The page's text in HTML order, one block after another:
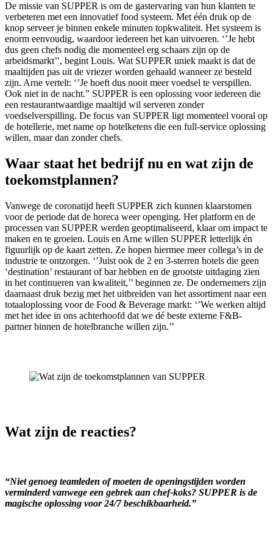
De missie van SUPPER is om de gastervaring van hun klanten te
verbeteren met een innovatief food systeem. Met één druk op de
knop serveer je binnen enkele minuten topkwaliteit. Het systeem is
enorm eenvoudig, waardoor iedereen het kan uitvoeren. ‘’Je hebt
dus geen chefs nodig die momenteel erg schaars zijn op de
arbeidsmarkt’’, begint Louis. Wat SUPPER uniek maakt is dat de
maaltijden pas uit de vriezer worden gehaald wanneer ze besteld
zijn. Arne vertelt: ‘’Je hoeft dus nooit meer voedsel te verspillen.
Ook niet in de nacht.” SUPPER is een oplossing voor iedereen die
een restaurantwaardige maaltijd wil serveren zonder
voedselverspilling. De focus van SUPPER ligt momenteel vooral op
de hotellerie, met name op hotelketens die een full-service oplossing
willen, maar dan zonder chefs.
Waar staat het bedrijf nu en wat zijn de
toekomstplannen?
Vanwege de coronatijd heeft SUPPER zich kunnen klaarstomen
voor de periode dat de horeca weer openging. Het platform en de
processen van SUPPER werden geoptimaliseerd, klaar om impact te
maken en te groeien. Louis en Arne willen SUPPER letterlijk én
figuurlijk op de kaart zetten. Ze hopen hiermee meer collega’s in de
industrie te ontzorgen. ‘’Juist ook de 2 en 3-sterren hotels die geen
‘destination’ restaurant of bar hebben en de grootste uitdaging zien
in het continueren van kwaliteit,’’ beginnen ze. De ondernemers zijn
daarnaast druk bezig met het uitbreiden van het assortiment naar een
totaaloplossing voor de Food & Beverage markt: ‘’We werken altijd
met het idee in ons achterhoofd dat we dé beste externe F&B-
partner binnen de hotelbranche willen zijn.’’
Wat zijn de reacties?
“Niet genoeg teamleden of moeten de openingstijden worden
verminderd vanwege een gebrek aan chef-koks? SUPPER is de
magische oplossing voor 24/7 beschikbaarheid.”